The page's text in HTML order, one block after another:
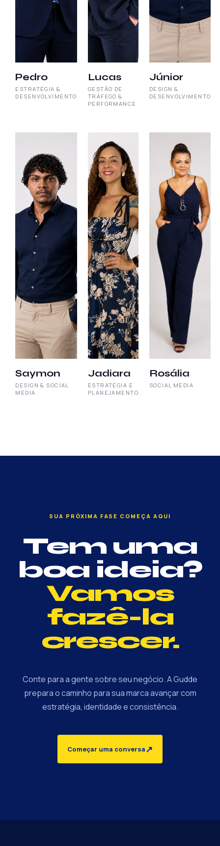
Pedro
ESTRATÉGIA &
DESENVOLVIMENTO
Lucas
GESTÃO DE
TRÁFEGO &
PERFORMANCE
Júnior
DESIGN &
DESENVOLVIMENTO
Saymon
DESIGN & SOCIAL
MEDIA
Jadiara
ESTRATÉGIA E
PLANEJAMENTO
Rosália
SOCIAL MEDIA
SUA PRÓXIMA FASE COMEÇA AQUI
Tem uma
boa ideia?
Vamos
fazê-la
crescer.
Conte para a gente sobre seu negócio. A Gudde
prepara o caminho para sua marca avançar com
estratégia, identidade e consistência.
Começar uma conversa↗